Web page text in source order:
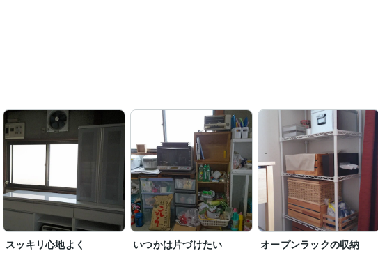
ス
スッキリ心地よく いつかは片づけたい オープンラックの収納